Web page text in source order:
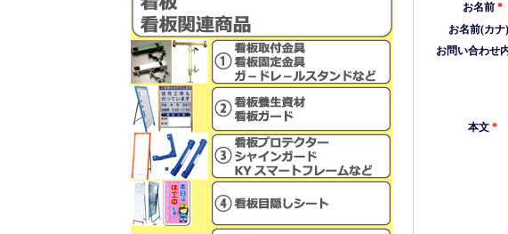
お名前*
お名前(カナ)
お問い合わせ
本文*